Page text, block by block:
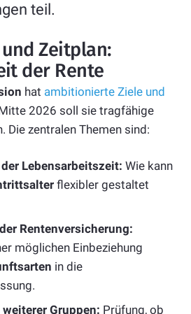
teil.
Zeitplan:
der Rente
hat ambitionierte Ziele und
2026 soll sie tragfähige
Die zentralen Themen sind:
Lebensarbeitszeit: Wie kann
flexibler gestaltet
Rentenversicherung:
möglichen Einbeziehung
in die
Gruppen: Prüfung, ob